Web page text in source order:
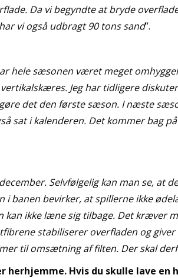
Da vi begyndte at bryde
vi også udbragt 90 tons sand”.
hele sæsonen været meget
Jeg har tidligere
det den første sæson. I næste
sat i kalenderen. Det kommer bag
Selvfølgelig kan man se, at
bevirker, at spillerne ikke
ikke læne sig tilbage. Det kræver
stabiliserer overfladen og
til omsætning af filten. Der skal
Hvis du skulle lave en